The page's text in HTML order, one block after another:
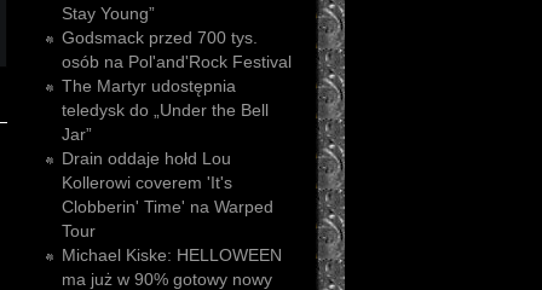
Stay Young”
Godsmack przed 700 tys.
osób na Pol'and'Rock Festival
The Martyr udostępnia
teledysk do „Under the Bell
Jar”
Drain oddaje hołd Lou
Kollerowi coverem 'It's
Clobberin' Time' na Warped
Tour
Michael Kiske: HELLOWEEN
ma już w 90% gotowy nowy